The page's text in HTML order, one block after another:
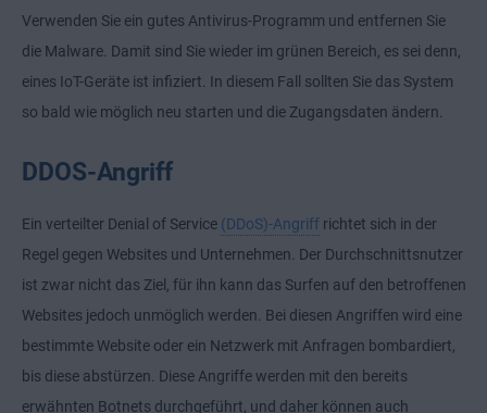
Verwenden Sie ein gutes Antivirus-Programm und entfernen Sie
die Malware. Damit sind Sie wieder im grünen Bereich, es sei denn,
eines IoT-Geräte ist infiziert. In diesem Fall sollten Sie das System
so bald wie möglich neu starten und die Zugangsdaten ändern.
DDOS-Angriff
Ein verteilter Denial of Service (DDoS)-Angriff richtet sich in der
Regel gegen Websites und Unternehmen. Der Durchschnittsnutzer
ist zwar nicht das Ziel, für ihn kann das Surfen auf den betroffenen
Websites jedoch unmöglich werden. Bei diesen Angriffen wird eine
bestimmte Website oder ein Netzwerk mit Anfragen bombardiert,
bis diese abstürzen. Diese Angriffe werden mit den bereits
erwähnten Botnets durchgeführt, und daher können auch